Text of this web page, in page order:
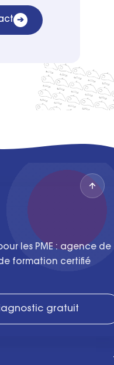
➔
les PME : agence de
formation certifié
gratuit